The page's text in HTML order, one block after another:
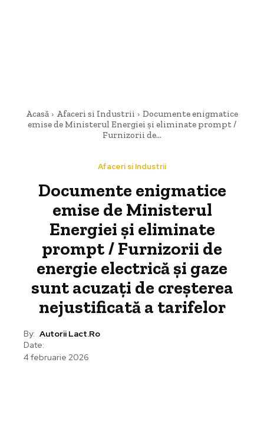
Acasă Afaceri si Industrii
Documente enigmatice
emise de Ministerul Energiei și eliminate prompt /
Furnizorii de...
Afaceri si Industrii
Documente enigmatice
emise de Ministerul
Energiei și eliminate
prompt / Furnizorii de
energie electrică și gaze
sunt acuzați de creșterea
nejustificată a tarifelor
By: Autorii Lact.ro
Date:
4 februarie 2026